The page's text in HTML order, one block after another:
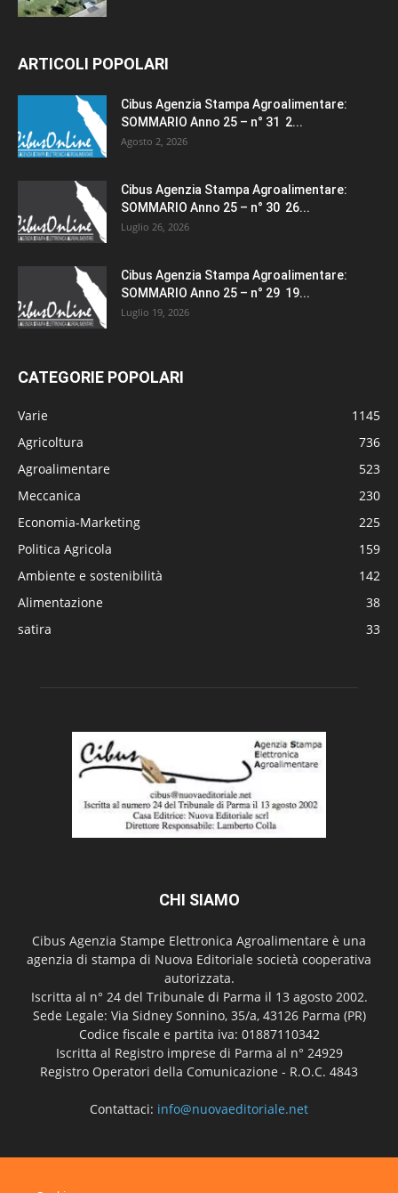
ARTICOLI POPOLARI
Cibus Agenzia Stampa Agroalimentare:
SOMMARIO Anno 25 – n° 31 2...
Agosto 2, 2026
Cibus Agenzia Stampa Agroalimentare:
SOMMARIO Anno 25 – n° 30 26...
Luglio 26, 2026
Cibus Agenzia Stampa Agroalimentare:
SOMMARIO Anno 25 – n° 29 19...
Luglio 19, 2026
CATEGORIE POPOLARI
Varie
1145
Agricoltura
736
Agroalimentare
523
Meccanica
230
Economia-Marketing
225
Politica Agricola
159
Ambiente e sostenibilità
142
Alimentazione
38
satira
33
CHI SIAMO
Cibus Agenzia Stampe Elettronica Agroalimentare è una
agenzia di stampa di Nuova Editoriale società cooperativa
autorizzata.
Iscritta al n° 24 del Tribunale di Parma il 13 agosto 2002.
Sede Legale: Via Sidney Sonnino, 35/a, 43126 Parma (PR)
Codice fiscale e partita iva: 01887110342
Iscritta al Registro imprese di Parma al n° 24929
Registro Operatori della Comunicazione - R.O.C. 4843
Contattaci: info@nuovaeditoriale.net